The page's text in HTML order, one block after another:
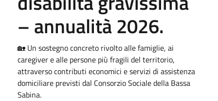
– annualità 2026.
🏡 Un sostegno concreto rivolto alle famiglie, ai
caregiver e alle persone più fragili del territorio,
attraverso contributi economici e servizi di assistenza
domiciliare previsti dal Consorzio Sociale della Bassa
Sabina.